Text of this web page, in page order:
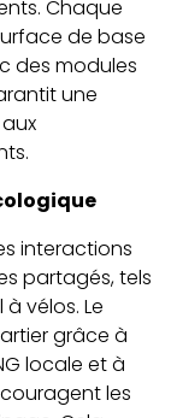
Chaque
de base
des modules
une
interactions
partagés, tels
vélos. Le
grâce à
locale et à
les